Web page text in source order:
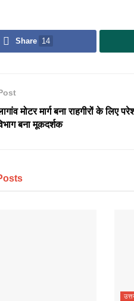
Share 14
मोटर मार्ग बना राहगीरों के लिए
बना मूकदर्शक